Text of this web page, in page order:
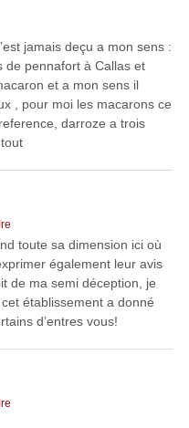
jamais deçu a mon sens :
de pennafort à Callas et
et a mon sens il
, pour moi les macarons ce
darroze a trois
toute sa dimension ici où
également leur avis
de ma semi déception, je
établissement a donné
d’entres vous!